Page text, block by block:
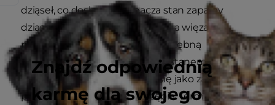
Znajdź odpowiednią
karmę dla swojego
dziąseł, co dosłownie oznacza stan zapalny
dziąseł. Gdy choroba postępuje, a więzadło
przyzębne reaguje na płytkę nazębną
obrzękiem i pogarszającym się stanem,
powstałe zaburzenie określa się jako zapalenie
przyzębia lub chorobę przyzębia. Terminy